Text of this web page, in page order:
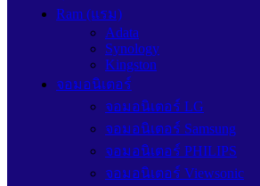
Ram (แรม)
Adata
Synology
Kingston
จอมอนิเตอร์
จอมอนิเตอร์ LG
จอมอนิเตอร์ Samsung
จอมอนิเตอร์ PHILIPS
จอมอนิเตอร์ Viewsonic